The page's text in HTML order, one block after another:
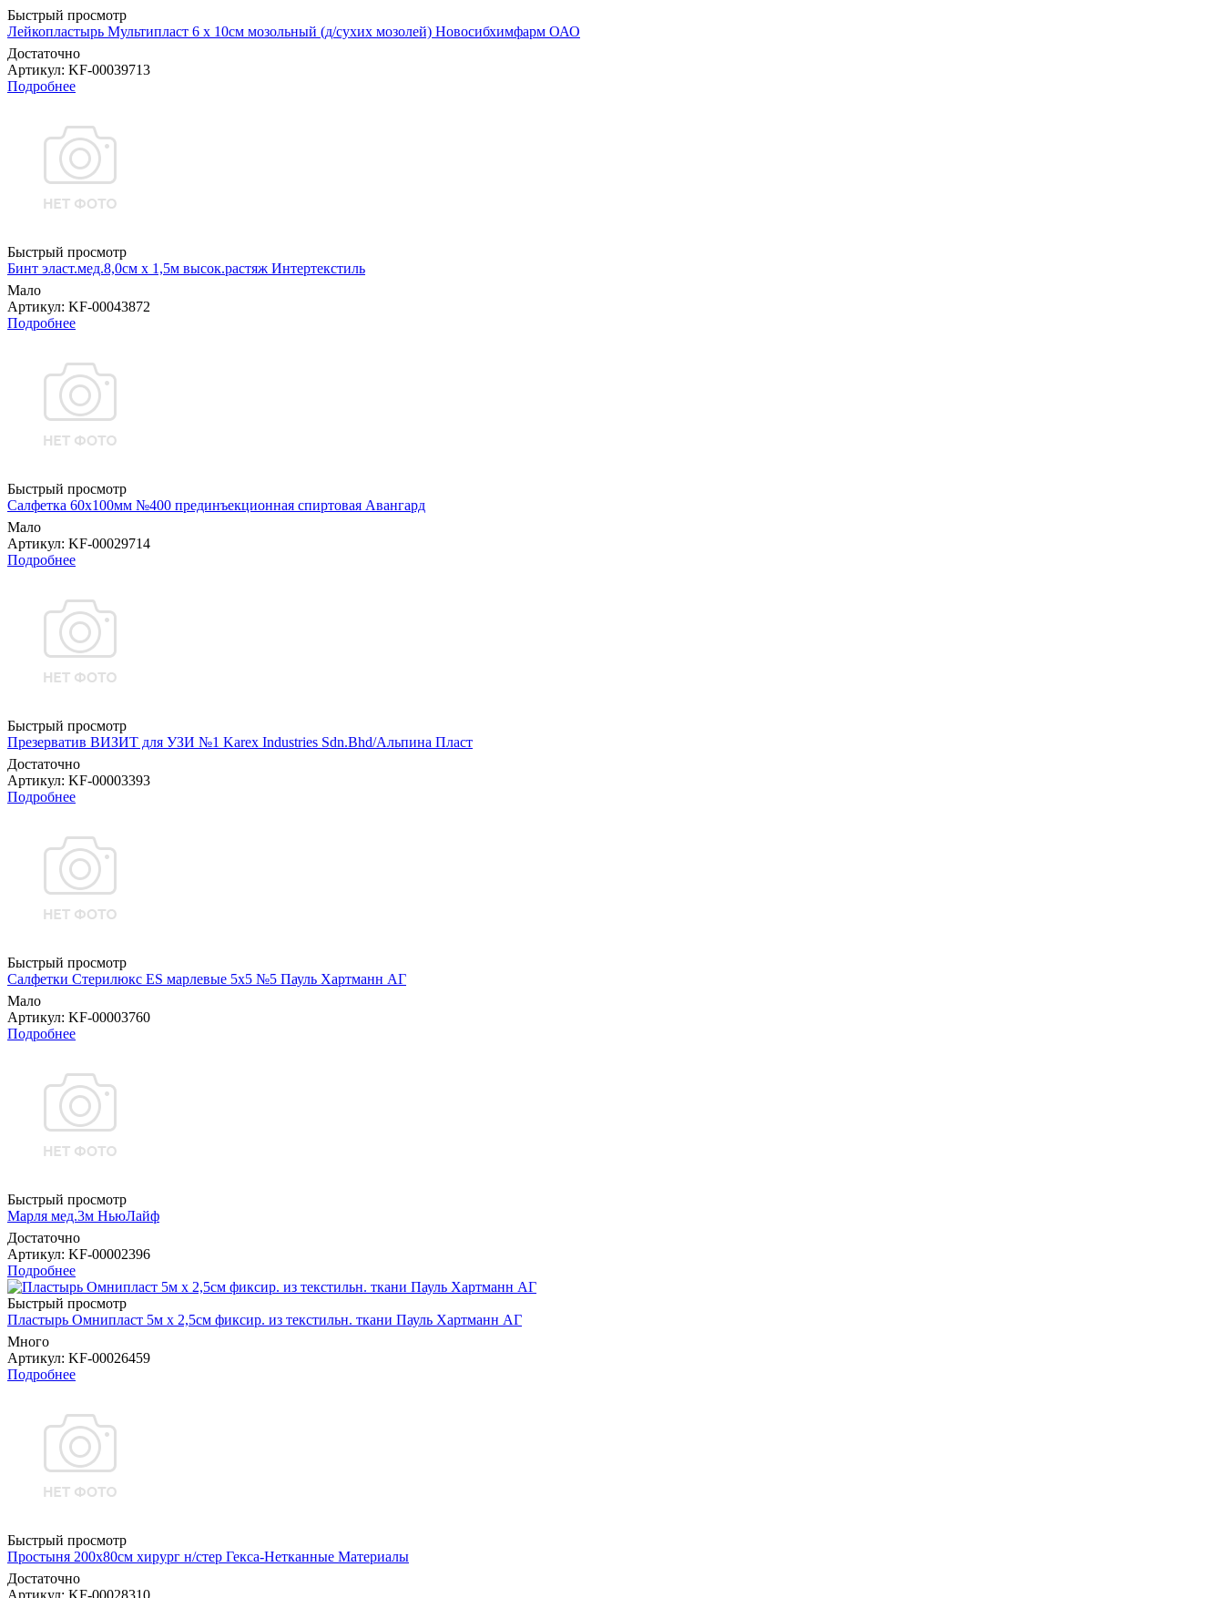
Быстрый просмотр
Лейкопластырь Мультипласт 6 х 10см мозольный (д/сухих мозолей) Новосибхимфарм ОАО
Достаточно
Артикул: KF-00039713
Подробнее
Быстрый просмотр
Бинт эласт.мед.8,0см х 1,5м высок.растяж Интертекстиль
Мало
Артикул: KF-00043872
Подробнее
Быстрый просмотр
Салфетка 60х100мм №400 прединъекционная спиртовая Авангард
Мало
Артикул: KF-00029714
Подробнее
Быстрый просмотр
Презерватив ВИЗИТ для УЗИ №1 Karex Industries Sdn.Bhd/Альпина Пласт
Достаточно
Артикул: KF-00003393
Подробнее
Быстрый просмотр
Салфетки Стерилюкс ES марлевые 5х5 №5 Пауль Хартманн AГ
Мало
Артикул: KF-00003760
Подробнее
Быстрый просмотр
Марля мед.3м НьюЛайф
Достаточно
Артикул: KF-00002396
Подробнее
Быстрый просмотр
Пластырь Омнипласт 5м х 2,5см фиксир. из текстильн. ткани Пауль Хартманн AГ
Много
Артикул: KF-00026459
Подробнее
Быстрый просмотр
Простыня 200х80см хирург н/стер Гекса-Нетканные Материалы
Достаточно